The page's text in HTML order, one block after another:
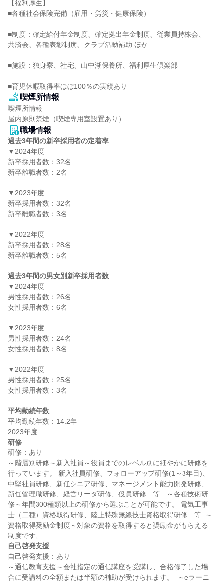
【福利厚生】
■各種社会保険完備（雇用・労災・健康保険）
■制度：確定給付年金制度、確定拠出年金制度、従業員持株会、
共済会、各種表彰制度、クラブ活動補助 ほか
■施設：独身寮、社宅、山中湖保養所、福利厚生倶楽部
■育児休暇取得率ほぼ100％の実績あり
喫煙所情報
喫煙所情報
屋内原則禁煙（喫煙専用室設置あり）
職場情報
過去3年間の新卒採用者の定着率
▼2024年度
新卒採用者数：32名
新卒離職者数：2名
▼2023年度
新卒採用者数：32名
新卒離職者数：3名
▼2022年度
新卒採用者数：28名
新卒離職者数：5名
過去3年間の男女別新卒採用者数
▼2024年度
男性採用者数：26名
女性採用者数：6名
▼2023年度
男性採用者数：24名
女性採用者数：8名
▼2022年度
男性採用者数：25名
女性採用者数：3名
平均勤続年数
平均勤続年数：14.2年
研修
研修：あり
～階層別研修～新入社員～役員までのレベル別に細やかに研修を
行っています。 新入社員研修、フォローアップ研修(1～3年目)、
中堅社員研修、新任シニア研修、マネージメント能力開発研修、
新任管理職研修、経営リーダ研修、役員研修　等　～各種技術研
修～年間300種類以上の研修から選ぶことが可能です。 電気工事
士（二種）資格取得研修、陸上特殊無線技士資格取得研修　等  ～
資格取得奨励金制度～対象の資格を取得すると奨励金がもらえる
自己啓発支援
自己啓発支援：あり
～通信教育支援～会社指定の通信講座を受講し、合格修了した場
合に受講料の全額または半額の補助が受けられます。  ～eラーニ